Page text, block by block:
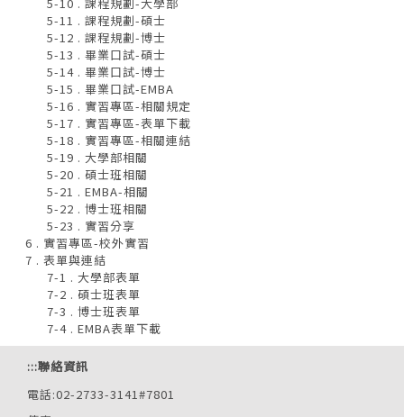
5-11 . 課程規劃-碩士
5-12 . 課程規劃-博士
5-13 . 畢業口試-碩士
5-14 . 畢業口試-博士
5-15 . 畢業口試-EMBA
5-16 . 實習專區-相關規定
5-17 . 實習專區-表單下載
5-18 . 實習專區-相關連結
5-19 . 大學部相關
5-20 . 碩士班相關
5-21 . EMBA-相關
5-22 . 博士班相關
5-23 . 實習分享
6 . 實習專區-校外實習
7 . 表單與連結
7-1 . 大學部表單
7-2 . 碩士班表單
7-3 . 博士班表單
7-4 . EMBA表單下載
:::聯絡資訊
電話:02-2733-3141#7801